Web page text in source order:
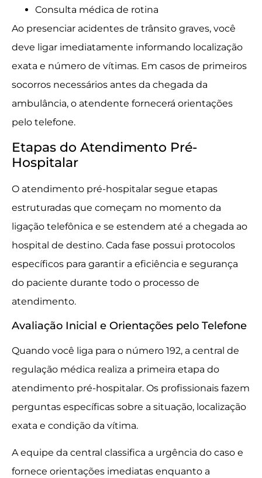
Consulta médica de rotina
Ao presenciar acidentes de trânsito graves, você
deve ligar imediatamente informando localização
exata e número de vítimas. Em casos de primeiros
socorros necessários antes da chegada da
ambulância, o atendente fornecerá orientações
pelo telefone.
Etapas do Atendimento Pré-
Hospitalar
O atendimento pré-hospitalar segue etapas
estruturadas que começam no momento da
ligação telefônica e se estendem até a chegada ao
hospital de destino. Cada fase possui protocolos
específicos para garantir a eficiência e segurança
do paciente durante todo o processo de
atendimento.
Avaliação Inicial e Orientações pelo Telefone
Quando você liga para o número 192, a central de
regulação médica realiza a primeira etapa do
atendimento pré-hospitalar. Os profissionais fazem
perguntas específicas sobre a situação, localização
exata e condição da vítima.
A equipe da central classifica a urgência do caso e
fornece orientações imediatas enquanto a